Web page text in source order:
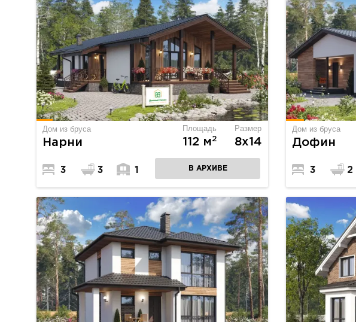
Дом из бруса
Нарни
Площадь
112 м2
Размер
8х14
3 3 1 В АРХИВЕ
Дом из бруса
Дофин
3 2